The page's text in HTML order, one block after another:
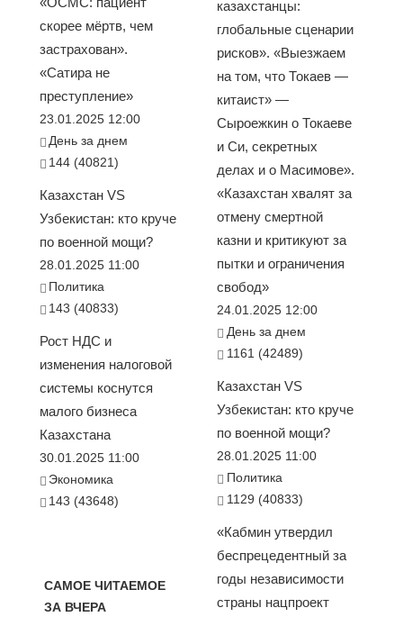
скорее мёртв, чем
застрахован».
«Сатира не
преступление»
23.01.2025 12:00
День за днем
144 (40821)
Казахстан VS
Узбекистан: кто круче
по военной мощи?
28.01.2025 11:00
Политика
143 (40833)
Рост НДС и
изменения налоговой
системы коснутся
малого бизнеса
Казахстана
30.01.2025 11:00
Экономика
143 (43648)
САМОЕ ЧИТАЕМОЕ
ЗА ВЧЕРА
казахстанцы:
глобальные сценарии
рисков». «Выезжаем
на том, что Токаев —
китаист» —
Сыроежкин о Токаеве
и Си, секретных
делах и о Масимове».
«Казахстан хвалят за
отмену смертной
казни и критикуют за
пытки и ограничения
свобод»
24.01.2025 12:00
День за днем
1161 (42489)
Казахстан VS
Узбекистан: кто круче
по военной мощи?
28.01.2025 11:00
Политика
1129 (40833)
«Кабмин утвердил
беспрецедентный за
годы независимости
страны нацпроект